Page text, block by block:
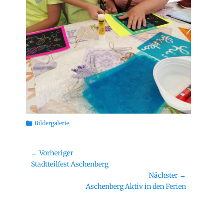
Kategorien
Bildergalerie
Beitragsnavigation
← Vorheriger
Vorheriger
Stadtteilfest Aschenberg
Nächster →
Aschenberg Aktiv in den Ferien